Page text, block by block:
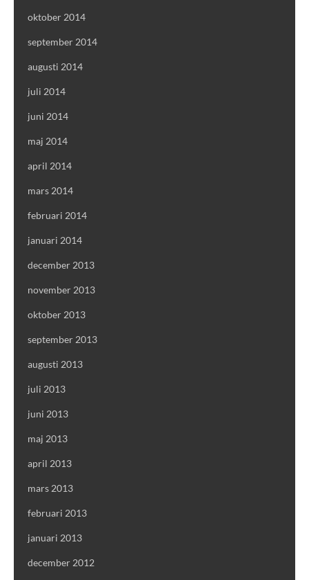
oktober 2014
september 2014
augusti 2014
juli 2014
juni 2014
maj 2014
april 2014
mars 2014
februari 2014
januari 2014
december 2013
november 2013
oktober 2013
september 2013
augusti 2013
juli 2013
juni 2013
maj 2013
april 2013
mars 2013
februari 2013
januari 2013
december 2012